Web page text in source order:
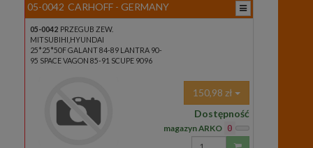
05-0042 CARHOFF - GERMANY
05-0042 PRZEGUB ZEW.
MITSUBIHI,HYUNDAI
25*25*50F GALANT 84-89 LANTRA 90-
95 SPACE VAGON 85-91 SCUPE 9096
150,98 zł
Dostępność
magazyn ARKO 0
Wprowadź